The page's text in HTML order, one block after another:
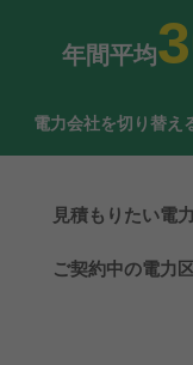
年間平均
電力会社を切り替え
見積もりたい電
ご契約中の電力